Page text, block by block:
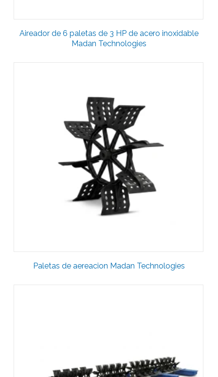
Aireador de 6 paletas de 3 HP de acero inoxidable
Madan Technologies
Paletas de aereacion Madan Technologies